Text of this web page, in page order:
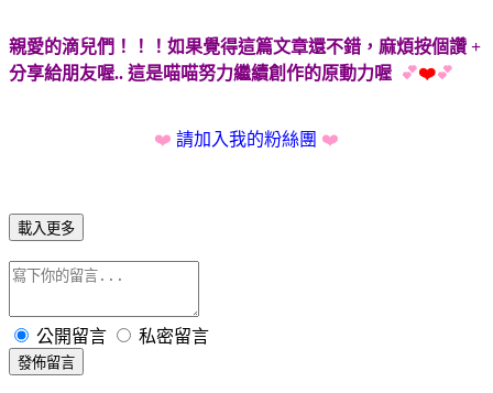
親愛的滴兒們！！！如果覺得這篇文章還不錯，麻煩按個讚 +
分享給朋友喔.. 這是喵喵努力繼續創作的原動力喔 💕❤️💕
❤️ 請加入我的粉絲團 ❤️
載入更多
公開留言 私密留言
發佈留言